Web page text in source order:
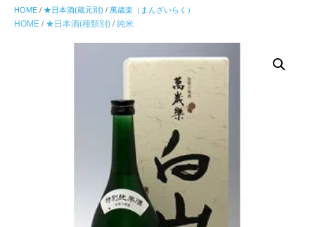
HOME / ★日本酒(蔵元別) / 萬歳楽（まんざいらく）
HOME / ★日本酒(種類別) / 純米